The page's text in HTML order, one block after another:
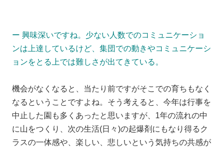
ー 興味深いですね。少ない人数でのコミュニケーショ
ンは上達しているけど、集団での動きやコミュニケーシ
ョンをとる上では難しさが出てきている。
機会がなくなると、当たり前ですがそこでの育ちもなく
なるということですよね。そう考えると、今年は行事を
中止した園も多くあったと思いますが、1年の流れの中
に山をつくり、次の生活(日々)の起爆剤にもなり得るク
ラスの一体感や、楽しい、悲しいという気持ちの共感が